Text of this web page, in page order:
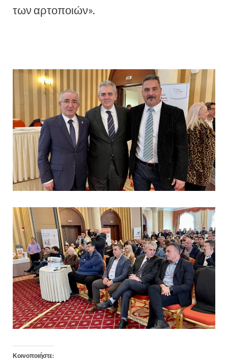
των αρτοποιών».
Κοινοποιήστε: